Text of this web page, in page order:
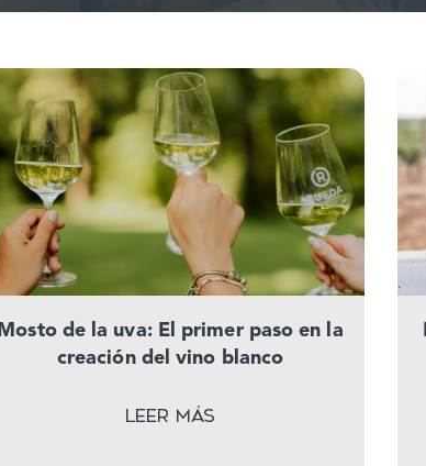
Mosto de la uva: El primer paso en la
creación del vino blanco
Leer más